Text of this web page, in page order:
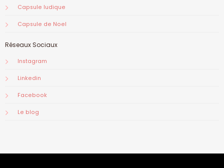
Capsule ludique
Capsule de Noel
Réseaux Sociaux
Instagram
Linkedin
Facebook
Le blog